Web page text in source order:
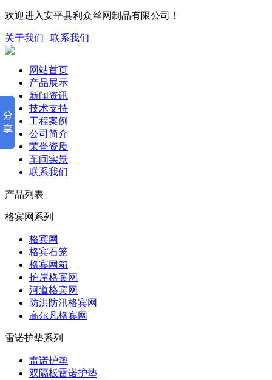
欢迎进入安平县利众丝网制品有限公司！
关于我们 | 联系我们
网站首页
产品展示
新闻资讯
技术支持
工程案例
公司简介
荣誉资质
车间实景
联系我们
产品列表
格宾网系列
格宾网
格宾石笼
格宾网箱
护岸格宾网
河道格宾网
防洪防汛格宾网
高尔凡格宾网
雷诺护垫系列
雷诺护垫
双隔板雷诺护垫